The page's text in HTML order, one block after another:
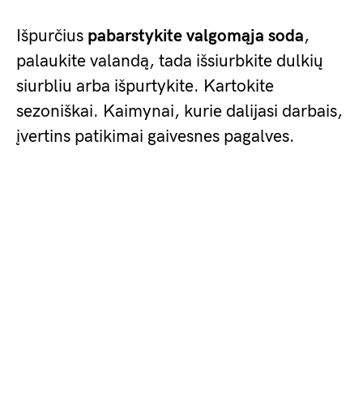
Išpurčius pabarstykite valgomąja soda,
palaukite valandą, tada išsiurbkite dulkių
siurbliu arba išpurtykite. Kartokite
sezoniškai. Kaimynai, kurie dalijasi darbais,
įvertins patikimai gaivesnes pagalves.